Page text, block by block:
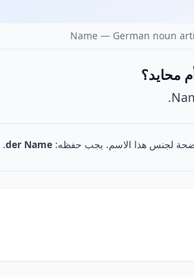
Name — German noun
لجنس هذا الاسم. يجب حفظه: der Name
.